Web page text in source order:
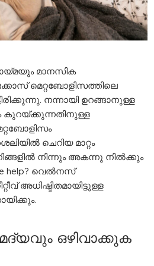
മാനസിക
മെറ്റബോളിസത്തിലെ
നന്നായി ഉറങ്ങാനുള്ള
കുറയ്ക്കുന്നതിനുള്ള
ചെറിയ മാറ്റം
നിന്നും അകന്നു നിൽക്കും
help? വെല്‍നസ്
അധിഷ്ടിതമായിട്ടുള്ള
ഒഴിവാക്കുക